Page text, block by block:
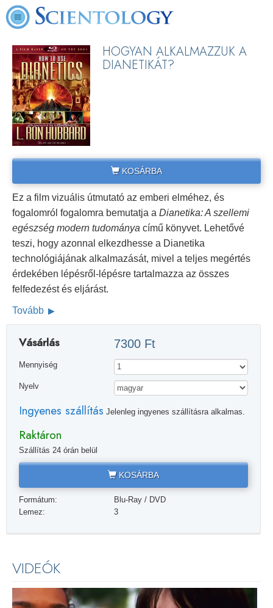
HOGYAN ALKALMAZZUK A
DIANETIKÁT?
KOSÁRBA
Ez a film vizuális útmutató az emberi elméhez, és
fogalomról fogalomra bemutatja a Dianetika: A szellemi
egészség modern tudománya című könyvet. Lehetővé
teszi, hogy azonnal elkezdhesse a Dianetika
technológiájának alkalmazását, mivel a teljes megértés
érdekében lépésről-lépésre tartalmazza az összes
felfedezést és eljárást.
Tovább
Vásárlás 7300 Ft
Mennyiség
Nyelv
Ingyenes szállítás Jelenleg ingyenes szállításra alkalmas.
Raktáron
Szállítás 24 órán belül
KOSÁRBA
Formátum:
Blu-Ray / DVD
Lemez:
3
VIDEÓK